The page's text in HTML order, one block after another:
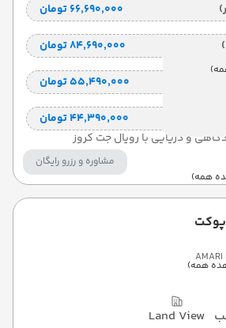
همه)
همه)
۶۶٬۶۹۰٬۰۰۰ تومان
۸۴٬۶۹۰٬۰۰۰ تومان
نفر) ۵۵٬۴۹۰٬۰۰۰ تومان
(هرنفر)
۴۴٬۳۹۰٬۰۰۰ تومان
و دریایی با رویال جت کروز
مشاوره و رزرو رایگان
پوکت
AMARI
Land View